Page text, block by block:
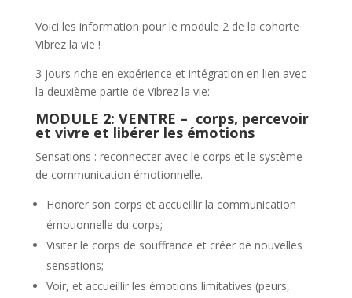
Voici les information pour le module 2 de la cohorte
Vibrez la vie !
3 jours riche en expérience et intégration en lien avec
la deuxième partie de Vibrez la vie:
MODULE 2: VENTRE – corps, percevoir
et vivre et libérer les émotions
Sensations : reconnecter avec le corps et le système
de communication émotionnelle.
Honorer son corps et accueillir la communication
émotionnelle du corps;
Visiter le corps de souffrance et créer de nouvelles
sensations;
Voir, et accueillir les émotions limitatives (peurs,